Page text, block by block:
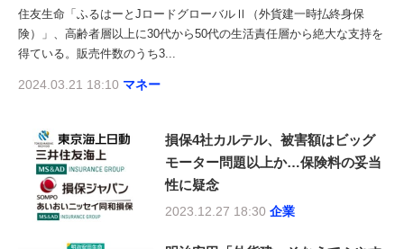
住友生命「ふるはーとJロードグローバルⅡ（外貨建一時払終身保
険）」、高齢者層以上に30代から50代の生活責任層から絶大な支持を
得ている。販売件数のうち3...
2024.03.21 18:10 マネー
損保4社カルテル、被害額はビッグ
モーター問題以上か…保険料の妥当
性に疑念
2023.12.27 18:30 企業